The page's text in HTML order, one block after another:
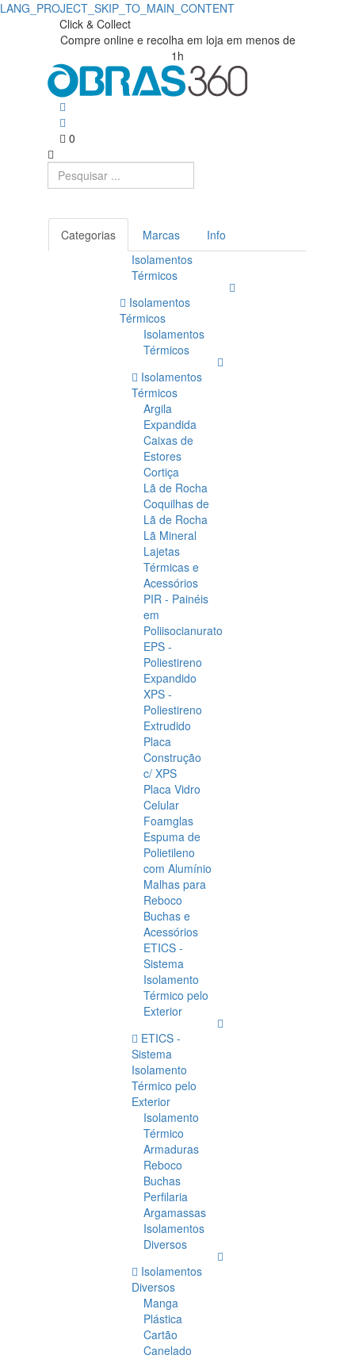
LANG_PROJECT_SKIP_TO_MAIN_CONTENT
Click & Collect
Compre online e recolha em loja em menos de
1h
0
Categorias Marcas
Info
Isolamentos
Térmicos
Isolamentos
Térmicos
Isolamentos
Térmicos
Isolamentos
Térmicos
Argila
Expandida
Caixas de
Estores
Cortiça
Lã de Rocha
Coquilhas de
Lã de Rocha
Lã Mineral
Lajetas
Térmicas e
Acessórios
PIR - Painéis
em
Poliisocianurato
EPS -
Poliestireno
Expandido
XPS -
Poliestireno
Extrudido
Placa
Construção
c/ XPS
Placa Vidro
Celular
Foamglas
Espuma de
Polietileno
com Alumínio
Malhas para
Reboco
Buchas e
Acessórios
ETICS -
Sistema
Isolamento
Térmico pelo
Exterior
ETICS -
Sistema
Isolamento
Térmico pelo
Exterior
Isolamento
Térmico
Armaduras
Reboco
Buchas
Perfilaria
Argamassas
Isolamentos
Diversos
Isolamentos
Diversos
Manga
Plástica
Cartão
Canelado